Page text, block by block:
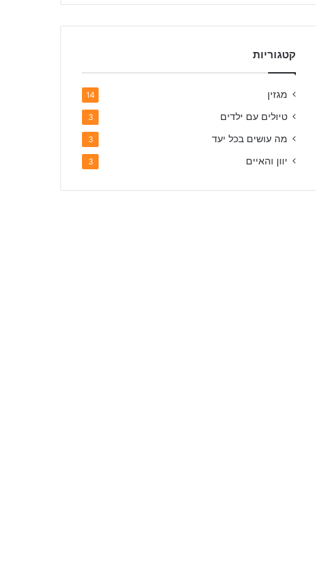
קטגוריות
מגזין 14
טיולים עם ילדים 3
מה עושים בכל יעד 3
יוון והאיים 3